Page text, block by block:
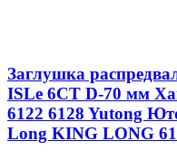
Заглушка
ISLe 6CT D-70 мм
6122 6128 Yutong
Long KING LONG